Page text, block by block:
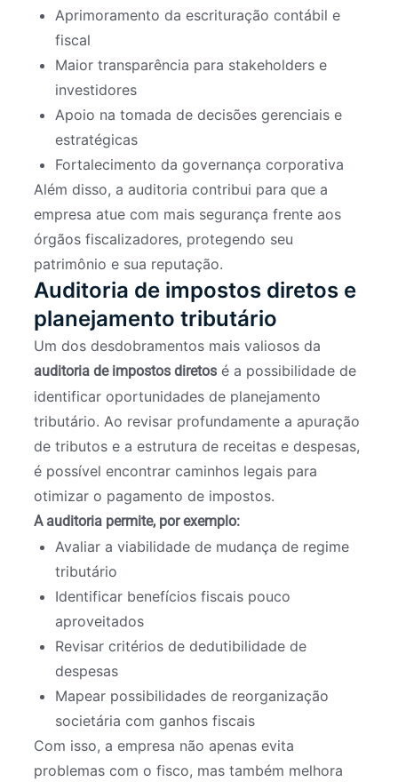
Aprimoramento da escrituração contábil e
fiscal
Maior transparência para stakeholders e
investidores
Apoio na tomada de decisões gerenciais e
estratégicas
Fortalecimento da governança corporativa
Além disso, a auditoria contribui para que a
empresa atue com mais segurança frente aos
órgãos fiscalizadores, protegendo seu
patrimônio e sua reputação.
Auditoria de impostos diretos e
planejamento tributário
Um dos desdobramentos mais valiosos da
auditoria de impostos diretos é a possibilidade de
identificar oportunidades de planejamento
tributário. Ao revisar profundamente a apuração
de tributos e a estrutura de receitas e despesas,
é possível encontrar caminhos legais para
otimizar o pagamento de impostos.
A auditoria permite, por exemplo:
Avaliar a viabilidade de mudança de regime
tributário
Identificar benefícios fiscais pouco
aproveitados
Revisar critérios de dedutibilidade de
despesas
Mapear possibilidades de reorganização
societária com ganhos fiscais
Com isso, a empresa não apenas evita
problemas com o fisco, mas também melhora